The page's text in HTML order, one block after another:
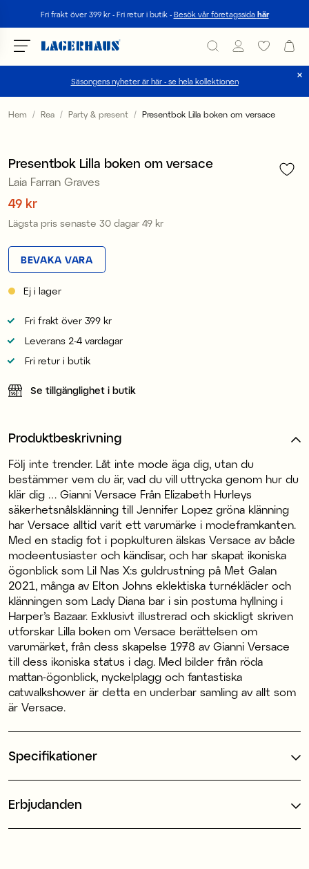
Fri frakt över 399 kr - Fri retur i butik - Besök vår företagssida här
Säsongens nyheter är här - se hela kollektionen
Välj språk / valuta
FI / EUR
SE / SEK
Hem Rea Party & present Presentbok Lilla boken om versace
Presentbok Lilla boken om versace
Laia Farran Graves
Pris:49 kr
49 kr
Lägsta pris senaste 30 dagar Pris:
49 kr
BEVAKA VARA
Ej i lager
Fri frakt över 399 kr
Leverans 2-4 vardagar
Fri retur i butik
Se tillgänglighet i butik
Produktbeskrivning
Följ inte trender. Låt inte mode äga dig, utan du
bestämmer vem du är, vad du vill uttrycka genom hur du
klär dig … Gianni Versace Från Elizabeth Hurleys
säkerhetsnålsklänning till Jennifer Lopez gröna klänning
har Versace alltid varit ett varumärke i modeframkanten.
Med en stadig fot i popkulturen älskas Versace av både
modeentusiaster och kändisar, och har skapat ikoniska
ögonblick som Lil Nas X:s guldrustning på Met Galan
2021, många av Elton Johns eklektiska turnékläder och
klänningen som Lady Diana bar i sin postuma hyllning i
Harper’s Bazaar. Exklusivt illustrerad och skickligt skriven
utforskar Lilla boken om Versace berättelsen om
varumärket, från dess skapelse 1978 av Gianni Versace
till dess ikoniska status i dag. Med bilder från röda
mattan-ögonblick, nyckelplagg och fantastiska
catwalkshower är detta en underbar samling av allt som
är Versace.
Specifikationer
Erbjudanden